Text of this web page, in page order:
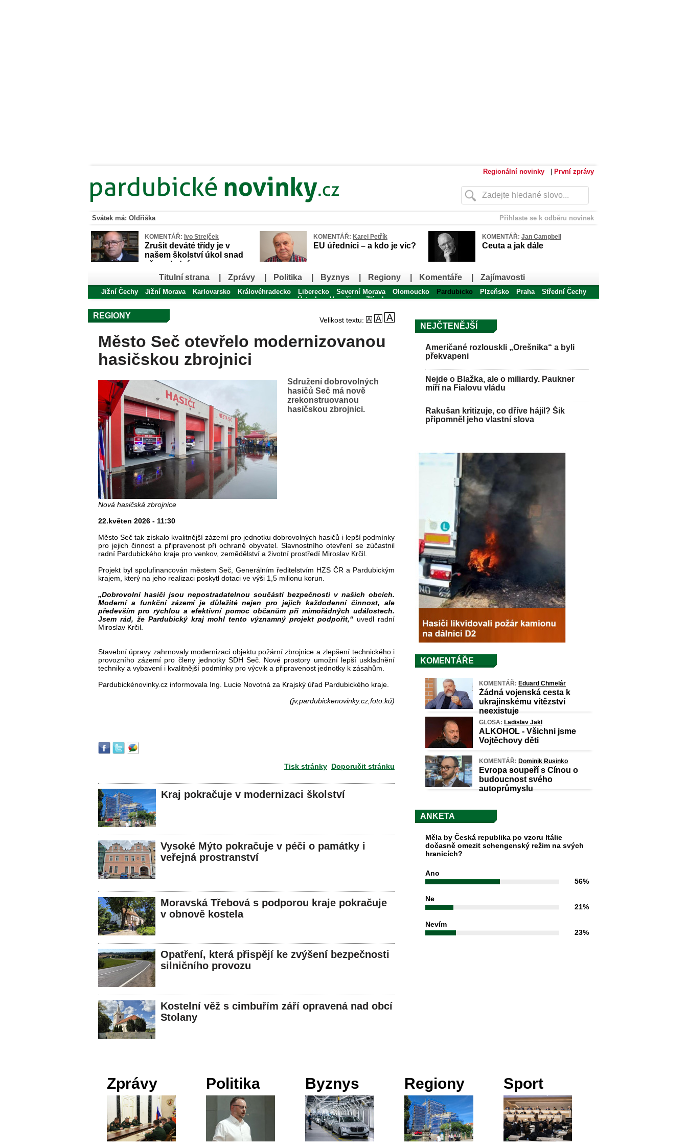
Regionální novinky První zprávy
Přihlaste se k odběru novinek
Svátek má: Oldřiška
KOMENTÁŘ: Ivo Strejček
Zrušit deváté třídy je v
našem školství úkol snad
až poslední
KOMENTÁŘ: Karel Petřík
EU úředníci – a kdo je víc?
KOMENTÁŘ: Jan Campbell
Ceuta a jak dále
Titulní strana Zprávy Politika Byznys Regiony Komentáře Zajímavosti
Jižní Čechy Jižní Morava Karlovarsko Královéhradecko Liberecko Severní Morava Olomoucko Pardubicko Plzeňsko Praha
Střední Čechy
Ústecko
Vysočina Zlínsko
REGIONY Velikost textu:
Město Seč otevřelo modernizovanou
hasičskou zbrojnici
Sdružení dobrovolných
hasičů Seč má nově
zrekonstruovanou
hasičskou zbrojnici.
Nová hasičská zbrojnice
22.květen 2026 - 11:30
Město Seč tak získalo kvalitnější zázemí pro jednotku dobrovolných hasičů i lepší podmínky
pro jejich činnost a připravenost při ochraně obyvatel. Slavnostního otevření se zúčastnil
radní Pardubického kraje pro venkov, zemědělství a životní prostředí Miroslav Krčil.
Projekt byl spolufinancován městem Seč, Generálním ředitelstvím HZS ČR a Pardubickým
krajem, který na jeho realizaci poskytl dotaci ve výši 1,5 milionu korun.
„Dobrovolní hasiči jsou nepostradatelnou součástí bezpečnosti v našich obcích.
Moderní a funkční zázemí je důležité nejen pro jejich každodenní činnost, ale
především pro rychlou a efektivní pomoc občanům při mimořádných událostech.
Jsem rád, že Pardubický kraj mohl tento významný projekt podpořit,“ uvedl radní
Miroslav Krčil.
Stavební úpravy zahrnovaly modernizaci objektu požární zbrojnice a zlepšení technického i
provozního zázemí pro členy jednotky SDH Seč. Nové prostory umožní lepší uskladnění
techniky a vybavení i kvalitnější podmínky pro výcvik a připravenost jednotky k zásahům.
Pardubickénovinky.cz informovala Ing. Lucie Novotná za Krajský úřad Pardubického kraje.
(jv,pardubickenovinky.cz,foto:kú)
Tisk stránky Doporučit stránku
Kraj pokračuje v modernizaci školství
Vysoké Mýto pokračuje v péči o památky i
veřejná prostranství
Moravská Třebová s podporou kraje pokračuje
v obnově kostela
Opatření, která přispějí ke zvýšení bezpečnosti
silničního provozu
Kostelní věž s cimbuřím září opravená nad obcí
Stolany
NEJČTENĚJŠÍ
Američané rozlouskli „Orešnika“ a byli
překvapeni
Nejde o Blažka, ale o miliardy. Paukner
míří na Fialovu vládu
Rakušan kritizuje, co dříve hájil? Šik
připomněl jeho vlastní slova
KOMENTÁŘE
KOMENTÁŘ: Eduard Chmelár
Žádná vojenská cesta k
ukrajinskému vítězství
neexistuje
GLOSA: Ladislav Jakl
ALKOHOL - Všichni jsme
Vojtěchovy děti
KOMENTÁŘ: Dominik Rusinko
Evropa soupeří s Čínou o
budoucnost svého
autoprůmyslu
ANKETA
Měla by Česká republika po vzoru Itálie
dočasně omezit schengenský režim na svých
hranicích?
Ano
56%
Ne
21%
Nevím
23%
Zprávy Politika Byznys Regiony Sport